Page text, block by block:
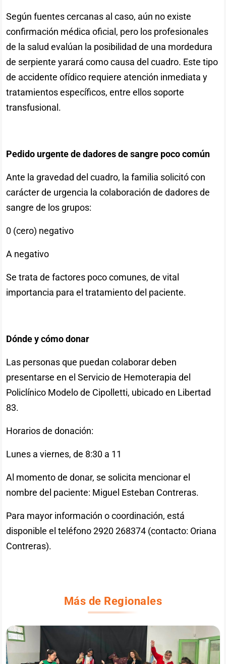
Según fuentes cercanas al caso, aún no existe
confirmación médica oficial, pero los profesionales
de la salud evalúan la posibilidad de una mordedura
de serpiente yarará como causa del cuadro. Este tipo
de accidente ofídico requiere atención inmediata y
tratamientos específicos, entre ellos soporte
transfusional.
Pedido urgente de dadores de sangre poco común
Ante la gravedad del cuadro, la familia solicitó con
carácter de urgencia la colaboración de dadores de
sangre de los grupos:
0 (cero) negativo
A negativo
Se trata de factores poco comunes, de vital
importancia para el tratamiento del paciente.
Dónde y cómo donar
Las personas que puedan colaborar deben
presentarse en el Servicio de Hemoterapia del
Policlínico Modelo de Cipolletti, ubicado en Libertad
83.
Horarios de donación:
Lunes a viernes, de 8:30 a 11
Al momento de donar, se solicita mencionar el
nombre del paciente: Miguel Esteban Contreras.
Para mayor información o coordinación, está
disponible el teléfono 2920 268374 (contacto: Oriana
Contreras).
Más de Regionales